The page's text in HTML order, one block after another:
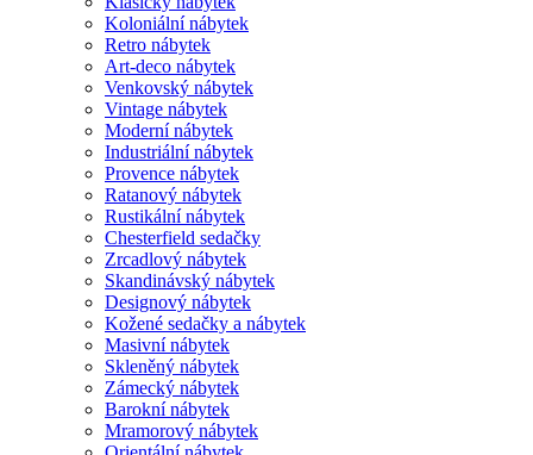
Koloniální nábytek
Retro nábytek
Art-deco nábytek
Venkovský nábytek
Vintage nábytek
Moderní nábytek
Industriální nábytek
Provence nábytek
Ratanový nábytek
Rustikální nábytek
Chesterfield sedačky
Zrcadlový nábytek
Skandinávský nábytek
Designový nábytek
Kožené sedačky a nábytek
Masivní nábytek
Skleněný nábytek
Zámecký nábytek
Barokní nábytek
Mramorový nábytek